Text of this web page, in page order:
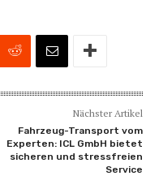
Nächster Artikel
Fahrzeug-Transport vom
Experten: ICL GmbH bietet
sicheren und stressfreien
Service